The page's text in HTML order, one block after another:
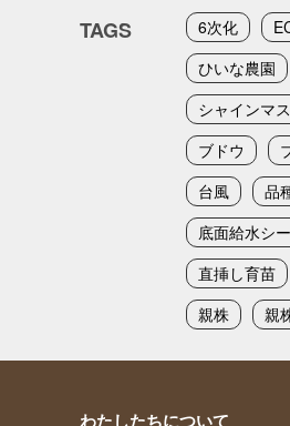
TAGS 6次化
ひいな農園
シャインマ
ブドウ
台風
品
底面給水シ
直挿し育苗
親株
親
わたしたちについて